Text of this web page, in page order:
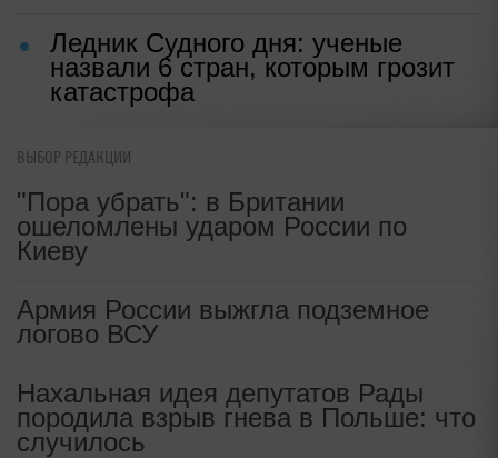
Ледник Судного дня: ученые
назвали 6 стран, которым грозит
катастрофа
ВЫБОР РЕДАКЦИИ
"Пора убрать": в Британии
ошеломлены ударом России по
Киеву
Армия России выжгла подземное
логово ВСУ
Нахальная идея депутатов Рады
породила взрыв гнева в Польше: что
случилось